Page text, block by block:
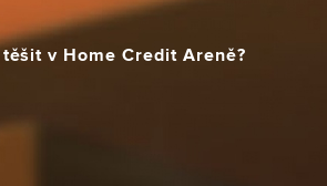
v Home Credit Areně?